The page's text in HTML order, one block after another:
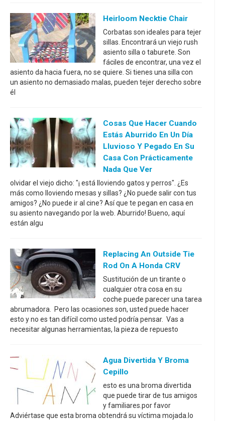
Heirloom Necktie Chair
Corbatas son ideales para tejer
sillas. Encontrará un viejo rush
asiento silla o taburete. Son
fáciles de encontrar, una vez el
asiento da hacia fuera, no se quiere. Si tienes una silla con
un asiento no demasiado malas, pueden tejer derecho sobre
él
Cosas Que Hacer Cuando
Estás Aburrido En Un Día
Lluvioso Y Pegado En Su
Casa Con Prácticamente
Nada Que Ver
olvidar el viejo dicho: "¡ está lloviendo gatos y perros". ¿Es
más como lloviendo mesas y sillas? ¿No puede salir con tus
amigos? ¿No puede ir al cine? Así que te pegan en casa en
su asiento navegando por la web. Aburrido! Bueno, aquí
están algu
Replacing An Outside Tie
Rod On A Honda CRV
Sustitución de un tirante o
cualquier otra cosa en su
coche puede parecer una tarea
abrumadora. Pero las ocasiones son, usted puede hacer
esto y no es tan difícil como usted podría pensar. Vas a
necesitar algunas herramientas, la pieza de repuesto
Agua Divertida Y Broma
Cepillo
esto es una broma divertida
que puede tirar de tus amigos
y familiares.por favor
Adviértase que esta broma obtendrá su víctima mojada.lo